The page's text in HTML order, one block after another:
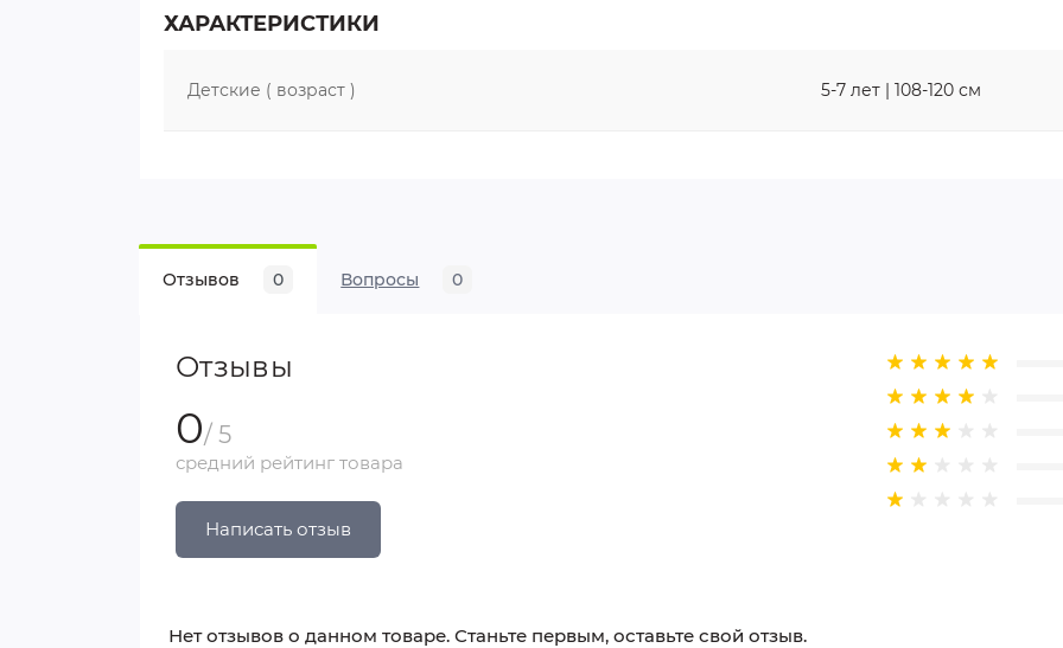
ХАРАКТЕРИСТИКИ
Детские ( возраст ) 5-7 лет | 108-120 см
Отзывов 0 Вопросы 0
Отзывы
0/ 5
средний рейтинг товара
Написать отзыв
Нет отзывов о данном товаре. Станьте первым, оставьте свой отзыв.